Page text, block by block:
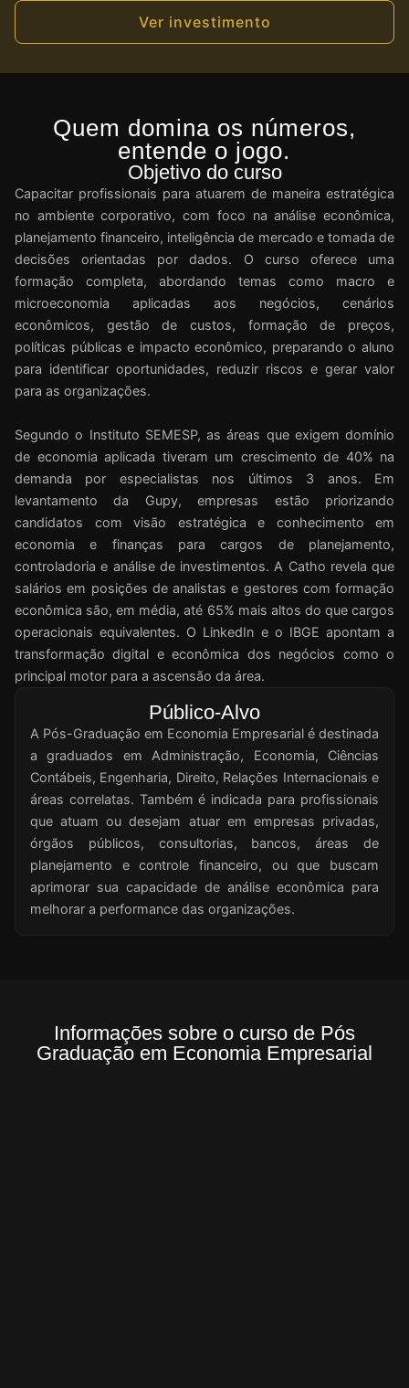
Ver investimento
Quem domina os números,
entende o jogo.
Objetivo do curso
Capacitar profissionais para atuarem de maneira estratégica
no ambiente corporativo, com foco na análise econômica,
planejamento financeiro, inteligência de mercado e tomada de
decisões orientadas por dados. O curso oferece uma
formação completa, abordando temas como macro e
microeconomia aplicadas aos negócios, cenários
econômicos, gestão de custos, formação de preços,
políticas públicas e impacto econômico, preparando o aluno
para identificar oportunidades, reduzir riscos e gerar valor
para as organizações.
Segundo o Instituto SEMESP, as áreas que exigem domínio
de economia aplicada tiveram um crescimento de 40% na
demanda por especialistas nos últimos 3 anos. Em
levantamento da Gupy, empresas estão priorizando
candidatos com visão estratégica e conhecimento em
economia e finanças para cargos de planejamento,
controladoria e análise de investimentos. A Catho revela que
salários em posições de analistas e gestores com formação
econômica são, em média, até 65% mais altos do que cargos
operacionais equivalentes. O LinkedIn e o IBGE apontam a
transformação digital e econômica dos negócios como o
principal motor para a ascensão da área.
Público-Alvo
A Pós-Graduação em Economia Empresarial é destinada
a graduados em Administração, Economia, Ciências
Contábeis, Engenharia, Direito, Relações Internacionais e
áreas correlatas. Também é indicada para profissionais
que atuam ou desejam atuar em empresas privadas,
órgãos públicos, consultorias, bancos, áreas de
planejamento e controle financeiro, ou que buscam
aprimorar sua capacidade de análise econômica para
melhorar a performance das organizações.
Informações sobre o curso de Pós
Graduação em Economia Empresarial